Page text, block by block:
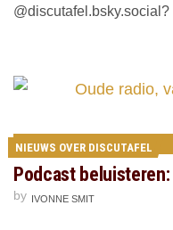
@discutafel.bsky.social?
NIEUWS OVER DISCUTAFEL
Podcast
by IVONNE SMIT